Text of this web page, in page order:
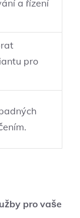
a řízení
pro
pro vaše